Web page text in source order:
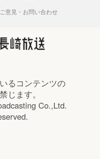
ご意見・お問い合わせ
るコンテンツの
じます。
Co.,Ltd.